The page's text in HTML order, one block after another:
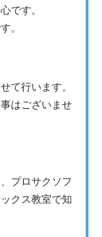
です。
。
て行います。
はございませ
プロサクソフ
クス教室で知